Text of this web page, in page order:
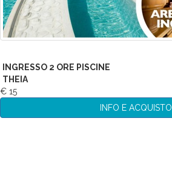
INGRESSO 2 ORE PISCINE
THEIA
€ 15
INFO E ACQUISTO